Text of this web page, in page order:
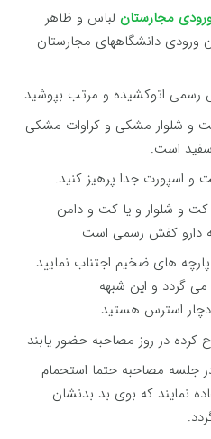
مجارستان لباس و ظاهر
ورودی دانشگاههای مجارستان
رسمی اتوکشیده و مرتب بپوشید
و شلوار مشکی و کراوات مشکی
است.
و اسپورت جدا پرهیز کنید.
و شلوار و یا کت و دامن
دارو کفش رسمی است
های ضخیم اجتناب نمایید
گردد و این شبهه
دچار استرس هستید
کرده در روز مصاحبه حضور یابند
جلسه مصاحبه حتما استحمام
نمایند که بوی بد بدنشان